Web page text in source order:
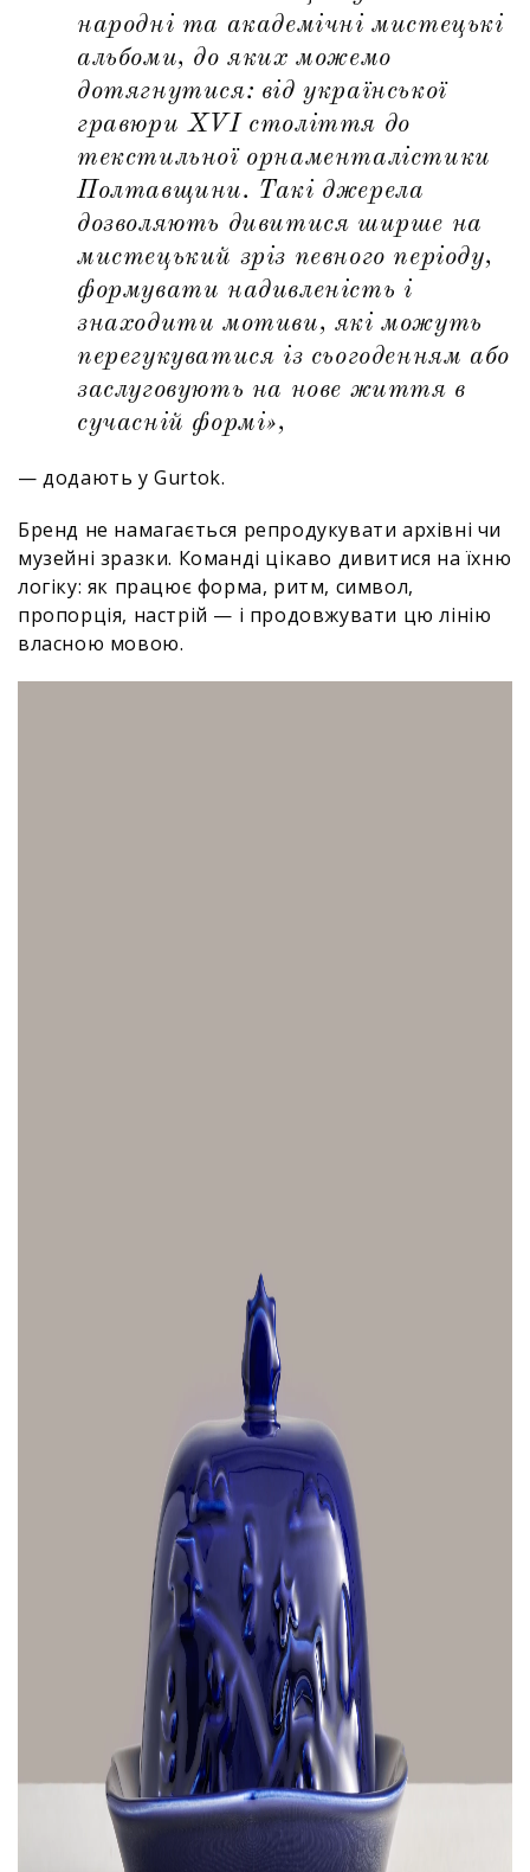
народні та академічні мистецькі
альбоми, до яких можемо
дотягнутися: від української
гравюри XVI століття до
текстильної орнаменталістики
Полтавщини. Такі джерела
дозволяють дивитися ширше на
мистецький зріз певного періоду,
формувати надивленість і
знаходити мотиви, які можуть
перегукуватися із сьогоденням або
заслуговують на нове життя в
сучасній формі»,
— додають у Gurtok.
Бренд не намагається репродукувати архівні чи
музейні зразки. Команді цікаво дивитися на їхню
логіку: як працює форма, ритм, символ,
пропорція, настрій — і продовжувати цю лінію
власною мовою.